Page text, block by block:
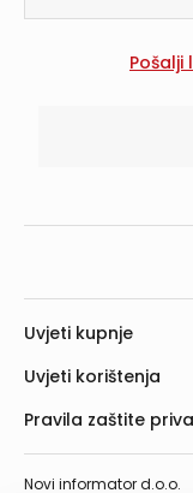
Novi informator d.o.o.
Uvjeti kupnje
Uvjeti korištenja
Pravila zaštite